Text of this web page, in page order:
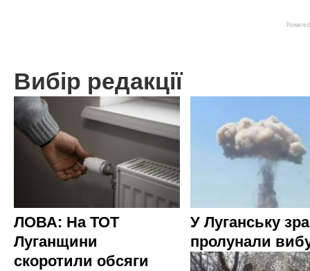
Вибір редакції
ЛОВА: На ТОТ
Луганщини
скоротили обсяги
У Луганську
пролунали